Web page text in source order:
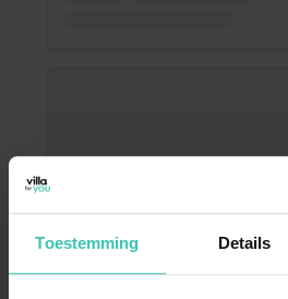
Toestemming Details